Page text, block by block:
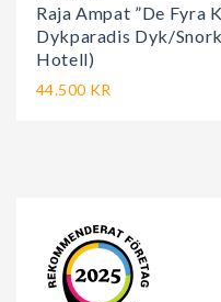
Raja Ampat ”De Fyra
Dykparadis Dyk/
Hotell)
44.500 KR